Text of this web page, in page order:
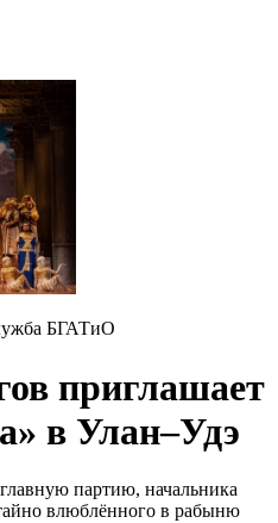
БГАТиО
приглашает
в Улан–Удэ
партию, начальника
влюблённого в рабыню